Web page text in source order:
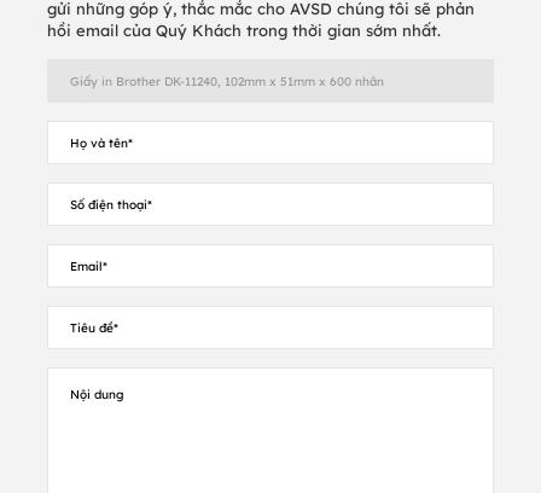
gửi những góp ý, thắc mắc cho AVSD chúng tôi sẽ phản
hồi email của Quý Khách trong thời gian sớm nhất.